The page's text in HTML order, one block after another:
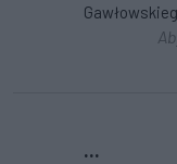
...